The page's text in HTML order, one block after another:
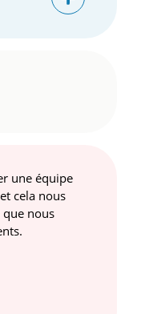
une équipe
cela nous
que nous